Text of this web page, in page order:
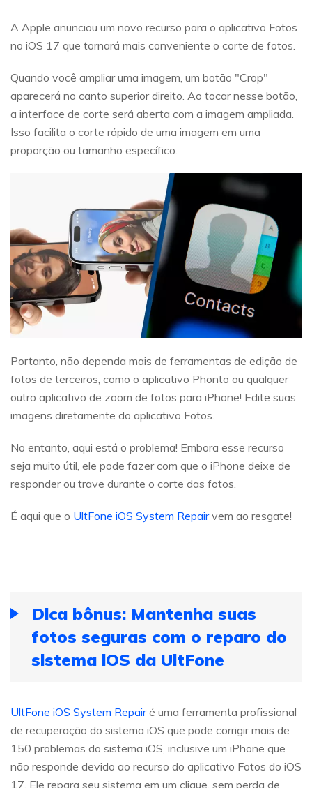
A Apple anunciou um novo recurso para o aplicativo Fotos
no iOS 17 que tornará mais conveniente o corte de fotos.
Quando você ampliar uma imagem, um botão "Crop"
aparecerá no canto superior direito. Ao tocar nesse botão,
a interface de corte será aberta com a imagem ampliada.
Isso facilita o corte rápido de uma imagem em uma
proporção ou tamanho específico.
Portanto, não dependa mais de ferramentas de edição de
fotos de terceiros, como o aplicativo Phonto ou qualquer
outro aplicativo de zoom de fotos para iPhone! Edite suas
imagens diretamente do aplicativo Fotos.
No entanto, aqui está o problema! Embora esse recurso
seja muito útil, ele pode fazer com que o iPhone deixe de
responder ou trave durante o corte das fotos.
É aqui que o UltFone iOS System Repairvem ao resgate!
Dica bônus: Mantenha suas
fotos seguras com o reparo do
sistema iOS da UltFone
UltFone iOS System Repairé uma ferramenta profissional
de recuperação do sistema iOS que pode corrigir mais de
150 problemas do sistema iOS, inclusive um iPhone que
não responde devido ao recurso do aplicativo Fotos do iOS
17. Ele repara seu sistema em um clique, sem perda de